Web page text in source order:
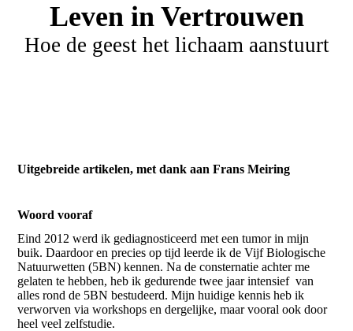
Leven in Vertrouwen
Hoe de geest het lichaam aanstuurt
Uitgebreide artikelen, met dank aan Frans Meiring
Woord vooraf
Eind 2012 werd ik gediagnosticeerd met een tumor in mijn
buik. Daardoor en precies op tijd leerde ik de Vijf Biologische
Natuurwetten (5BN) kennen. Na de consternatie achter me
gelaten te hebben, heb ik gedurende twee jaar intensief van
alles rond de 5BN bestudeerd. Mijn huidige kennis heb ik
verworven via workshops en dergelijke, maar vooral ook door
heel veel zelfstudie.